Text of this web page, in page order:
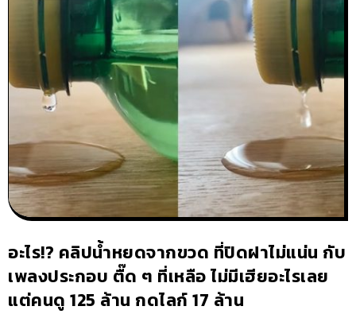
อะไร!? คลิปน้ำหยดจากขวด ที่ปิดฝาไม่แน่น กับ
เพลงประกอบ ตื๊ด ๆ ที่เหลือ ไม่มีเฮียอะไรเลย
แต่คนดู 125 ล้าน กดไลก์ 17 ล้าน